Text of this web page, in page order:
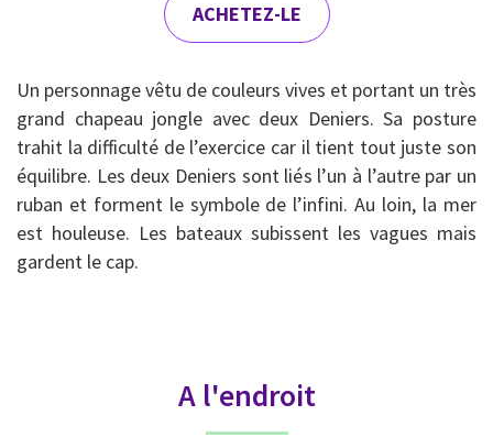
ACHETEZ-LE
Un personnage vêtu de couleurs vives et portant un très
grand chapeau jongle avec deux Deniers. Sa posture
trahit la difficulté de l’exercice car il tient tout juste son
équilibre. Les deux Deniers sont liés l’un à l’autre par un
ruban et forment le symbole de l’infini. Au loin, la mer
est houleuse. Les bateaux subissent les vagues mais
gardent le cap.
A l'endroit